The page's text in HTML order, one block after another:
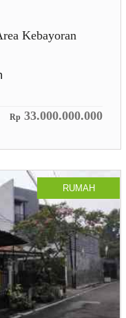
Kebayoran
Rp 33.000.000.000
RUMAH